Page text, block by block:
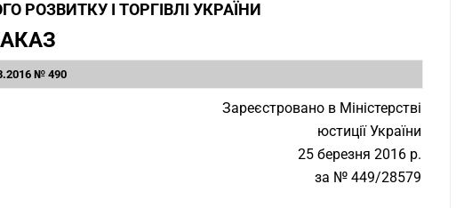
РОЗВИТКУ І ТОРГІВЛІ УКРАЇНИ
№ 490
Зареєстровано в Міністерстві
юстиції України
25 березня 2016 р.
за № 449/28579